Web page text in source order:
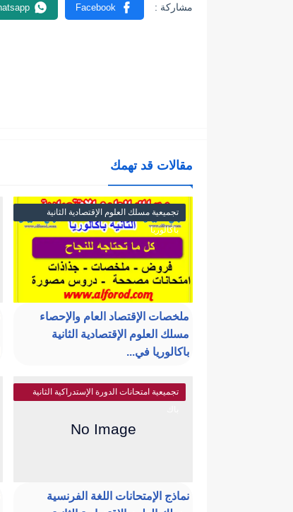
مقالات قد تهمك
تجميعية مسلك العلوم الإقتصادية الثانية
باكالوريا
ملخصات الإقتصاد العام والإحصاء
مسلك العلوم الإقتصادية الثانية
باكالوريا في...
تجميعية امتحانات الدورة الإستدراكية الثانية
نماذج الإمتحانات اللغة الفرنسية